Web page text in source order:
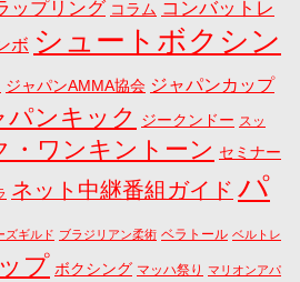
ップリング コラム コンバットレ
ボ シュートボクシン
ジャパンAMMA協会 ジャパンカップ
パンキック ジークンドー スッ
・ワンキントーン セミナー
ネット中継番組ガイド パ
ズギルド ブラジリアン柔術 ベラトール ベルトレ
プ ボクシング マッハ祭り マリオンアパ